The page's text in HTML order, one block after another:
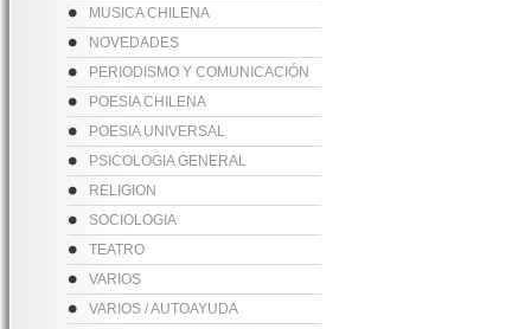
MUSICA CHILENA
NOVEDADES
PERIODISMO Y COMUNICACIÓN
POESIA CHILENA
POESIA UNIVERSAL
PSICOLOGIA GENERAL
RELIGION
SOCIOLOGIA
TEATRO
VARIOS
VARIOS / AUTOAYUDA